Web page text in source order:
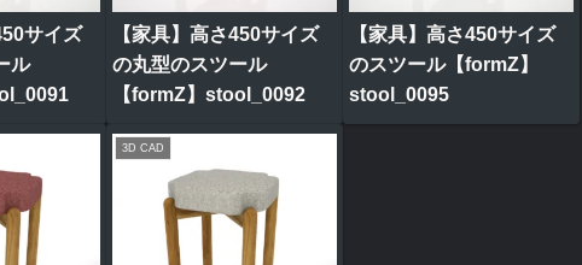
サイズ
ル
【家具】高さ450サイズ
の丸型のスツール
【formZ】stool_0092
【家具】高さ450サイズ
のスツール【formZ】
stool_0095
3D CAD